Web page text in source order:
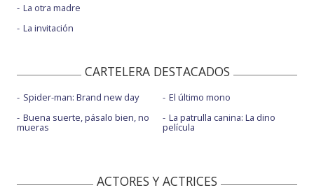
La otra madre
La invitación
CARTELERA DESTACADOS
Spider-man: Brand new day
Buena suerte, pásalo bien, no
mueras
El último mono
La patrulla canina: La dino
película
ACTORES Y ACTRICES